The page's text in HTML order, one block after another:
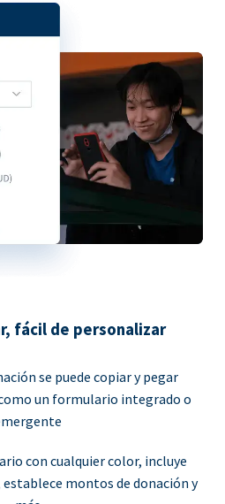
fácil de personalizar
se puede copiar y pegar
un formulario integrado o
con cualquier color, incluye
montos de donación y